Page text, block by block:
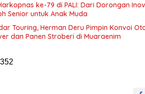
ke-79 di PALI: Dari Dorongan
Senior untuk Anak Muda
Touring, Herman Deru Pimpin Konvoi
dan Panen Stroberi di Muaraenim
352